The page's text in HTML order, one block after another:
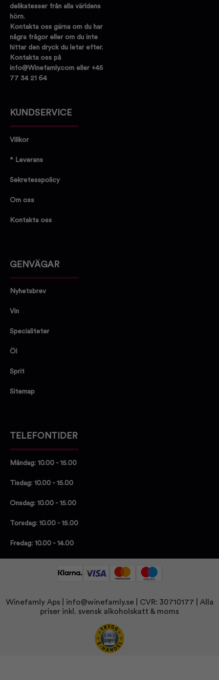
delikatesser från alla världens
hörn.
Kontakta oss gärna om du har
några frågor eller om du inte
hittar den dryck du letar efter.
Kontakta oss på
info@Winefamly.com eller +45
77 34 21 64
KUNDSERVICE
Villkor
* Leverans
Sekretesspolicy
Om oss
Kontakta oss
GENVÄGAR
Nyhetsbrev
Vin
Specialiteter
Öl
Sprit
Sitemap
TELEFONTIDER
Måndag: 10.00 - 15.00
Tisdag: 10.00 - 15.00
Onsdag: 10.00 - 15.00
Torsdag: 10.00 - 15.00
Fredag: 10.00 - 14.00
Winefamly Aps | info@winefamly.se| CVR: 30710177
| Alla
priser inkl. svensk alkoholskatt & moms